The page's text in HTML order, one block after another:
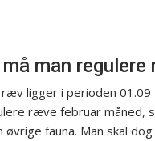
man regulere
ligger i perioden
ræve februar måned,
øvrige fauna. Man skal